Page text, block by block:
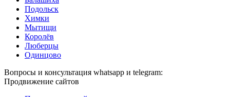
Подольск
Химки
Мытищи
Королёв
Люберцы
Одинцово
Вопросы и консультация whatsapp и telegram:
Продвижение сайтов